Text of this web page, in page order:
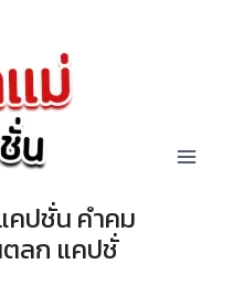
คปชั่น คำคม
ลก แคปชั่